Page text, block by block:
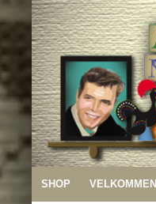
SHOP VELKOMMEN